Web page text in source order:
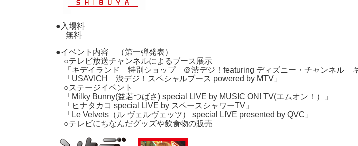
●入場料
無料
●イベント内容 （第一弾発表）
○テレビ放送チャンネルによるブース展示
「キデイランド 特別ショップ ＠渋デジ！featuring ディズニー・チャンネル キ
「USAVICH 渋デジ！スペシャルブース powered by MTV」
○ステージイベント
「Milky Bunny(益若つばさ) special LIVE by MUSIC ON! TV(エムオン！）」
「ヒナタカコ special LIVE by スペースシャワーTV」
「Le Velvets（ル ヴェルヴェッツ） special LIVE presented by QVC」
○テレビにちなんだグッズや飲食物の販売